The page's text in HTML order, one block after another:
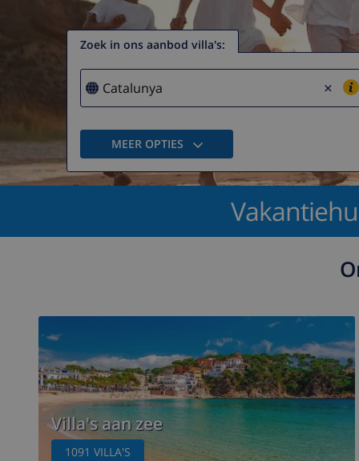
Zoek in ons aanbod villa's:
×
MEER OPTIES
Villa's aan zee
1091 VILLA'S